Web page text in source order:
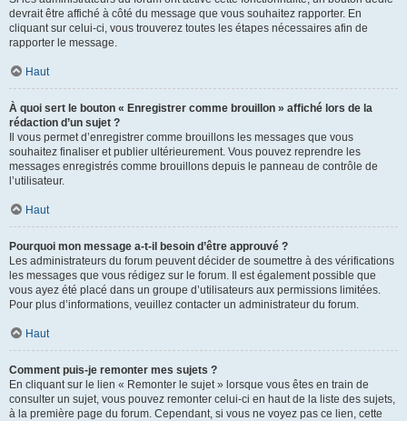
devrait être affiché à côté du message que vous souhaitez rapporter. En
cliquant sur celui-ci, vous trouverez toutes les étapes nécessaires afin de
rapporter le message.
Haut
À quoi sert le bouton « Enregistrer comme brouillon » affiché lors de la
rédaction d’un sujet ?
Il vous permet d’enregistrer comme brouillons les messages que vous
souhaitez finaliser et publier ultérieurement. Vous pouvez reprendre les
messages enregistrés comme brouillons depuis le panneau de contrôle de
l’utilisateur.
Haut
Pourquoi mon message a-t-il besoin d’être approuvé ?
Les administrateurs du forum peuvent décider de soumettre à des vérifications
les messages que vous rédigez sur le forum. Il est également possible que
vous ayez été placé dans un groupe d’utilisateurs aux permissions limitées.
Pour plus d’informations, veuillez contacter un administrateur du forum.
Haut
Comment puis-je remonter mes sujets ?
En cliquant sur le lien « Remonter le sujet » lorsque vous êtes en train de
consulter un sujet, vous pouvez remonter celui-ci en haut de la liste des sujets,
à la première page du forum. Cependant, si vous ne voyez pas ce lien, cette